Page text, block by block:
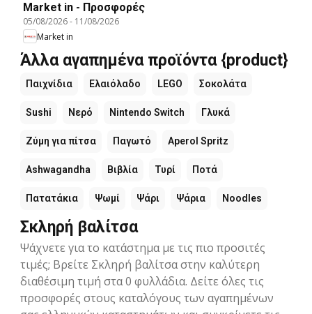
Market in - Προσφορές
05/08/2026- 11/08/2026
Market in
Άλλα αγαπημένα προϊόντα {product}
Παιχνίδια Ελαιόλαδο LEGO Σοκολάτα
Sushi Νερό Nintendo Switch Γλυκά
Ζύμη για πίτσα Παγωτό Aperol Spritz
Ashwagandha Βιβλία Τυρί Ποτά
Πατατάκια Ψωμί Ψάρι Ψάρια Noodles
Σκληρή βαλίτσα
Ψάχνετε για το κατάστημα με τις πιο προσιτές
τιμές; Βρείτε Σκληρή βαλίτσα στην καλύτερη
διαθέσιμη τιμή στα 0 φυλλάδια. Δείτε όλες τις
προσφορές στους καταλόγους των αγαπημένων